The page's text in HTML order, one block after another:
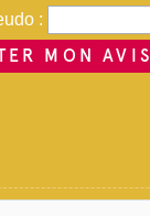
:
MON AVIS